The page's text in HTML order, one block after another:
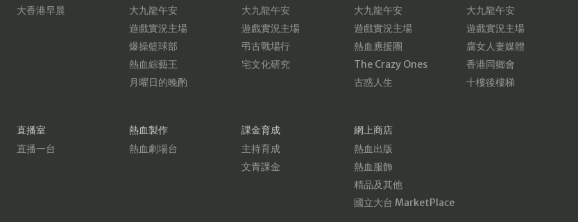
大香港早晨
大九龍午安
遊戲實況主場
爆操籃球部
熱血綜藝王
月曜日的晚酌
大九龍午安
遊戲實況主場
弔古戰場行
宅文化研究
大九龍午安
遊戲實況主場
熱血應援團
The Crazy Ones
古惑人生
大九龍午安
遊戲實況主場
腐女人妻媒體
香港同鄉會
十樓後樓梯
直播室
直播一台
熱血製作
熱血劇場台
課金育成
主持育成
文青課金
網上商店
熱血出版
熱血服飾
精品及其他
國立大台 MarketPlace